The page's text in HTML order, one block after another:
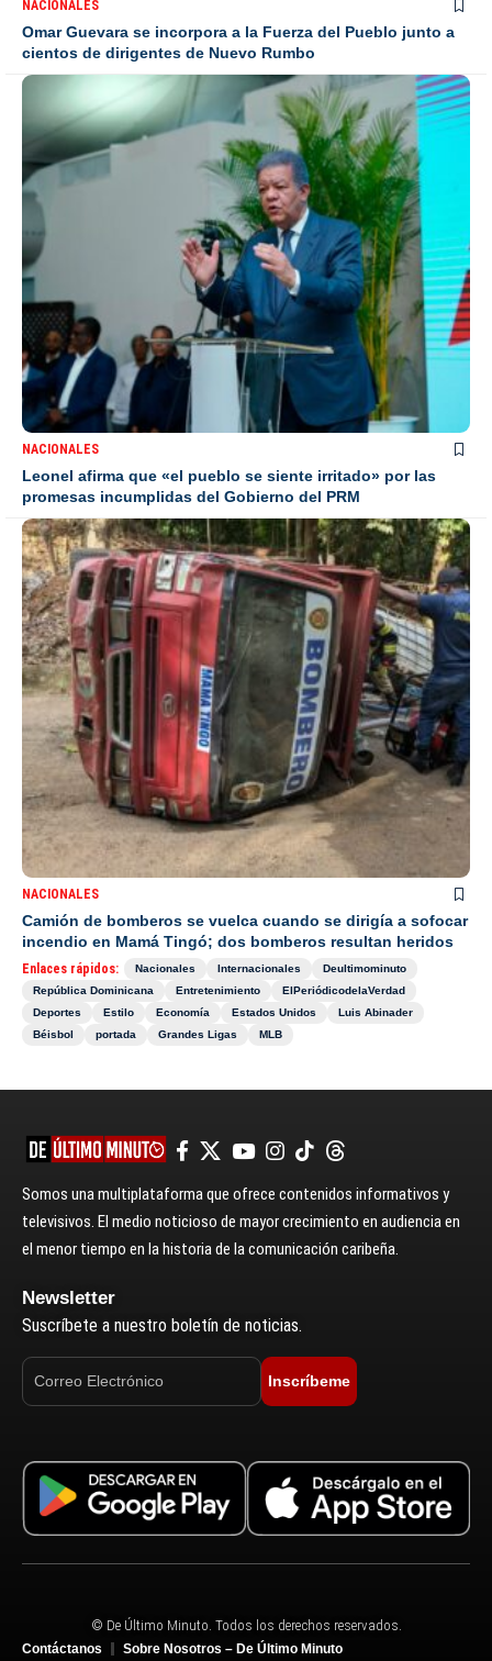
NACIONALES
Omar Guevara se incorpora a la Fuerza del Pueblo junto a
cientos de dirigentes de Nuevo Rumbo
NACIONALES
Leonel afirma que «el pueblo se siente irritado» por las
promesas incumplidas del Gobierno del PRM
NACIONALES
Camión de bomberos se vuelca cuando se dirigía a sofocar
incendio en Mamá Tingó; dos bomberos resultan heridos
Enlaces rápidos: Nacionales Internacionales
Deultimominuto
República Dominicana
Entretenimiento
ElPeriódicodelaVerdad
Deportes
Estilo Economía Estados Unidos
Luis Abinader
Béisbol
portada Grandes Ligas MLB
Somos una multiplataforma que ofrece contenidos informativos y
televisivos. El medio noticioso de mayor crecimiento en audiencia en
el menor tiempo en la historia de la comunicación caribeña.
Newsletter
Suscríbete a nuestro boletín de noticias.
Inscríbeme
© De Último Minuto. Todos los derechos reservados.
Contáctanos
Sobre Nosotros – De Último Minuto